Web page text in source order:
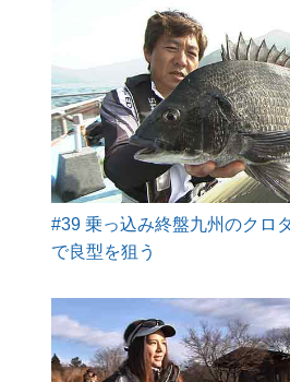
#39 乗っ込み終盤九州のクロ
で良型を狙う